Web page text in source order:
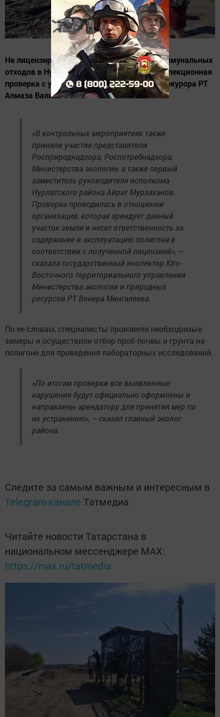
На лицензированном полигоне твердых коммунальных
отходов в Нурлате прошла масштабная инспекционная
проверка с участием Природоохранного прокурора РТ
Алмаза Валиахметова.
«В контрольных мероприятиях также
приняли участие представители
Росприроднадзора, Роспотребнадзора,
Министерства экологии, а также первый
заместитель руководителя исполкома
Нурлатского района Айрат Мурзаханов.
Проверка проводилась в отношении
организации, которая арендует данный
участок земли и несет ответственность за
содержание и эксплуатацию полигона в
соответствии с полученной лицензией», –
сказала государственный инспектор Юго-
Восточного территориального управления
Министерства экологии и природных
ресурсов РТ Венера Мингалеева.
По ее словам, специалисты произвели необходимые
замеры и осуществили отбор проб почвы и грунта на
полигоне для проведения лабораторных исследований.
«По итогам проверки все выявленные
нарушения будут официально оформлены и
направлены арендатору для принятия мер по
их устранению», – сказал главный эколог
района.
Следите за самым важным и интересным в
Telegram-канале Татмедиа
Читайте новости Татарстана в
национальном мессенджере MАХ:
https://max.ru/tatmedia